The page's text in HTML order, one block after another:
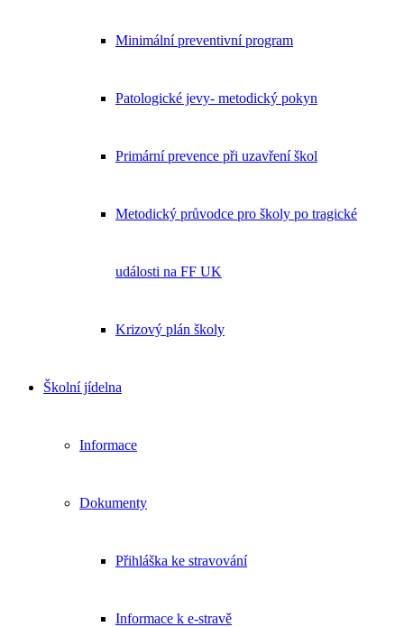
Minimální preventivní program
Patologické jevy- metodický pokyn
Primární prevence při uzavření škol
Metodický průvodce pro školy po tragické
události na FF UK
Krizový plán školy
Školní jídelna
Informace
Dokumenty
Přihláška ke stravování
Informace k e-stravě